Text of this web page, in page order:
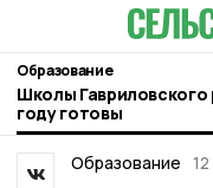
Образование
Школы Гавриловского
году готовы
Образование